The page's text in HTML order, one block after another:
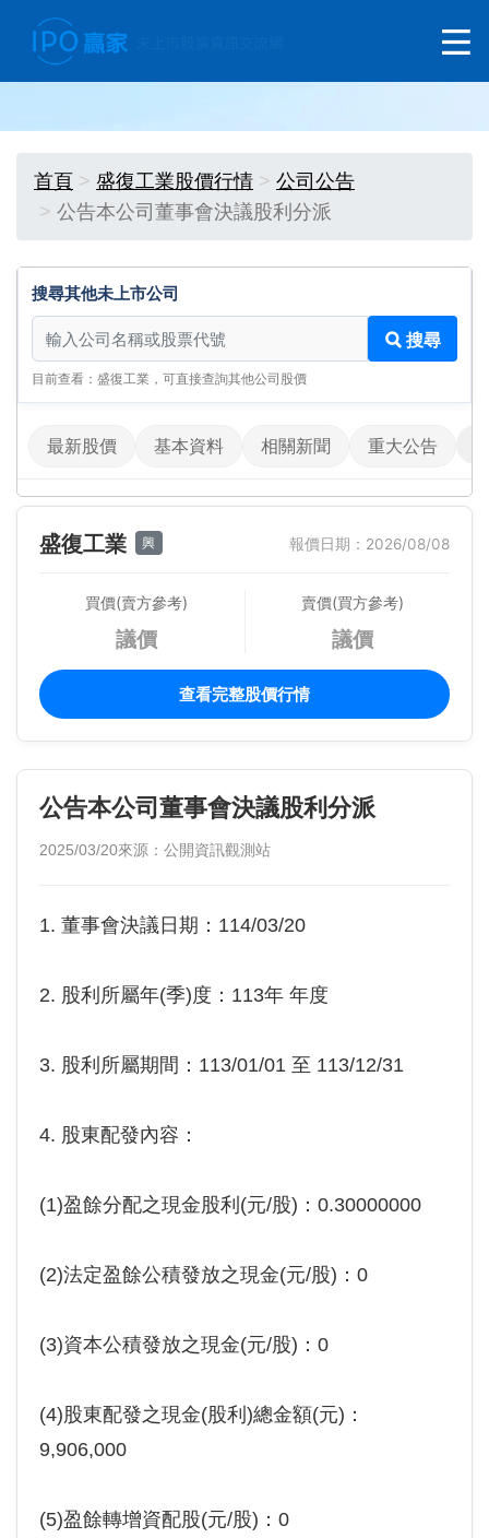
首頁 盛復工業股價行情
公司公告
公告本公司董事會決議股利分派
搜尋其他未上市公司
搜尋其他未上市公司
搜尋
目前查看：盛復工業，可直接查詢其他公司股價
最新股價 基本資料 相關新聞 重大公告
盛復工業 興 報價日期：2026/08/08
買價(賣方參考)
議價
賣價(買方參考)
議價
查看完整股價行情
公告本公司董事會決議股利分派
2025/03/20來源：公開資訊觀測站
1. 董事會決議日期：114/03/20
2. 股利所屬年(季)度：113年 年度
3. 股利所屬期間：113/01/01 至 113/12/31
4. 股東配發內容：
(1)盈餘分配之現金股利(元/股)：0.30000000
(2)法定盈餘公積發放之現金(元/股)：0
(3)資本公積發放之現金(元/股)：0
(4)股東配發之現金(股利)總金額(元)：
9,906,000
(5)盈餘轉增資配股(元/股)：0